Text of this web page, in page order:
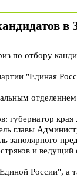
в
отбору
"Единая
губернатор края
главы
заполярного
и ведущий
России", а